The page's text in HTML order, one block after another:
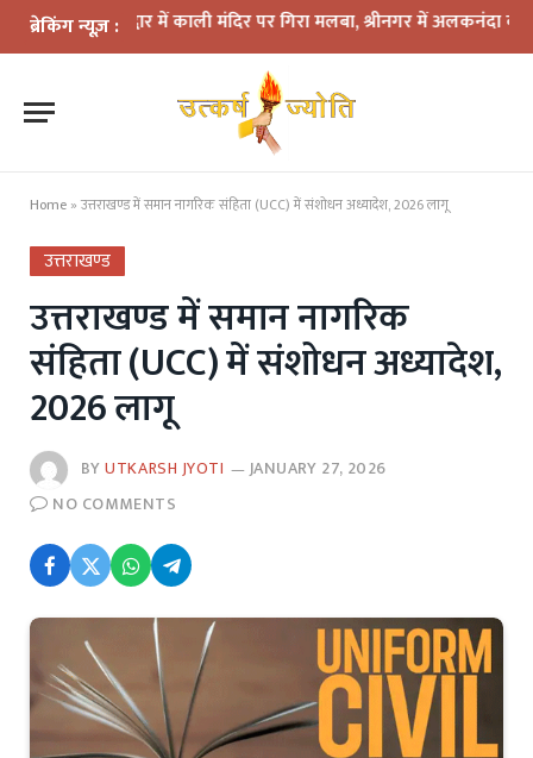
ब्रेकिंग न्यूज़ :
हरिद्वार में काली मंदिर पर गिरा मलबा, श्रीनगर में अलकनंदा का जलस्तर
Home » उत्तराखण्ड में समान नागरिक संहिता (UCC) में संशोधन अध्यादेश, 2026 लागू
उत्तराखण्ड
उत्तराखण्ड में समान नागरिक
संहिता (UCC) में संशोधन अध्यादेश,
2026 लागू
BYUTKARSH JYOTI
JANUARY 27, 2026
NO COMMENTS